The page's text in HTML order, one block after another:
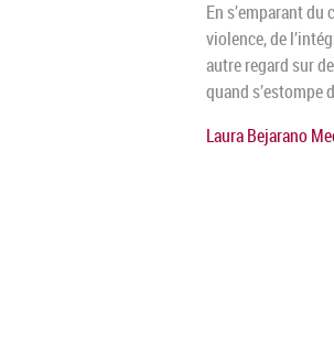
En s’emparant
violence, de
autre regard sur
quand s’estompe
Laura Bejarano